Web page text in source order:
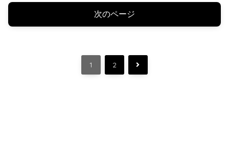
次のページ
1 2 次